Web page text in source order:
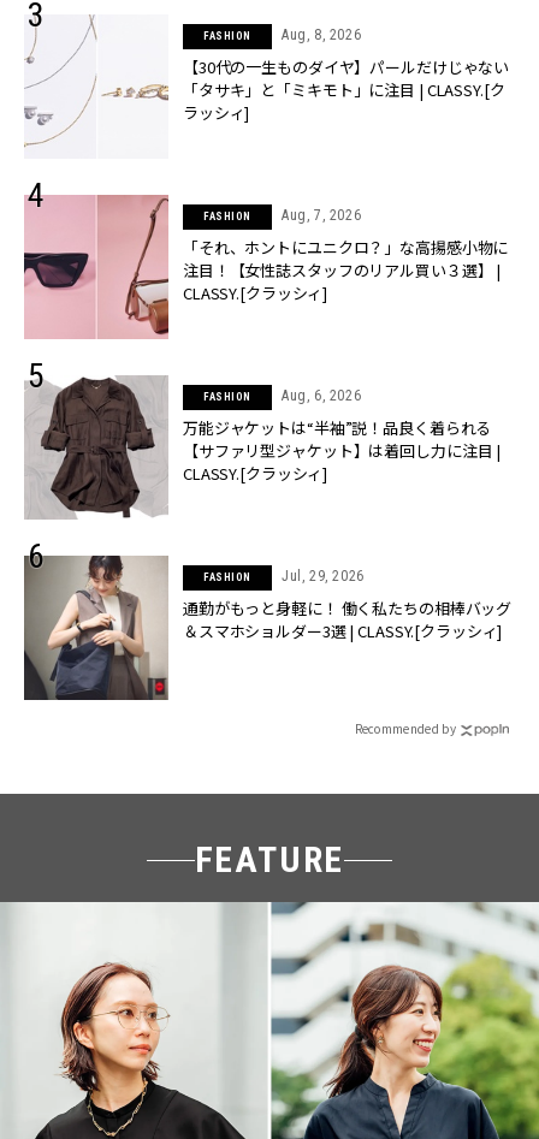
FASHION Aug, 8, 2026
【30代の一生ものダイヤ】パールだけじゃない
「タサキ」と「ミキモト」に注目 | CLASSY.[ク
ラッシィ]
FASHION Aug, 7, 2026
「それ、ホントにユニクロ？」な高揚感小物に
注目！【女性誌スタッフのリアル買い３選】 |
CLASSY.[クラッシィ]
FASHION Aug, 6, 2026
万能ジャケットは“半袖”説！品良く着られる
【サファリ型ジャケット】は着回し力に注目 |
CLASSY.[クラッシィ]
FASHION Jul, 29, 2026
通勤がもっと身軽に！ 働く私たちの相棒バッグ
＆スマホショルダー3選 | CLASSY.[クラッシィ]
Recommended by
FEATURE